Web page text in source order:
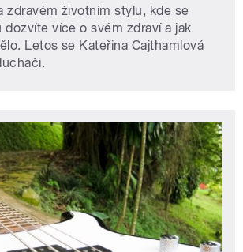
zdravém životním stylu, kde se
více o svém zdraví a jak
Letos se Kateřina Cajthamlová